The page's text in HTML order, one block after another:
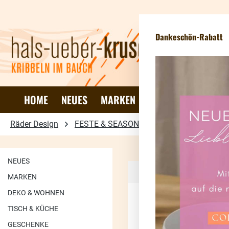
HOME NEUES MARKEN DEKO & WOHNEN
Räder Design FESTE & SEASONS WEIHNACHTEN
NEUES
MARKEN
DEKO & WOHNEN
TISCH & KÜCHE
GESCHENKE
Seite
2
25.56%
Dankeschön-Rabatt